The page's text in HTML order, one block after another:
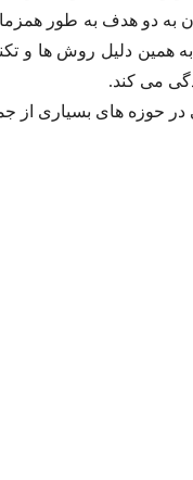
به دو هدف به طور
دلیل روش ها و
می کند.
حوزه های بسیاری از